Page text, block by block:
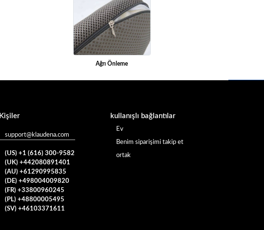
Ağrı Önleme
Kişiler
support@klaudena.com
(US) +1 (616) 300-9582
(UK) +442080891401
(AU) +61290995835
(DE) +498004009820
(FR) +33800960245
(PL) +48800005495
(SV) +46103371611
kullanışlı bağlantılar
Ev
Benim siparişimi takip et
ortak